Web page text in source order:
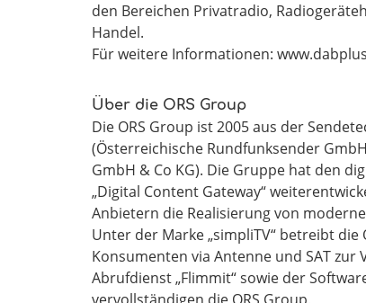
den Bereichen Privatradio,
Handel.
Für weitere Informationen:
Über die ORS Group
Die ORS Group ist 2005 aus der
(Österreichische Rundfunksender
GmbH & Co KG). Die Gruppe hat den
„Digital Content Gateway“
Anbietern die Realisierung von
Unter der Marke „simpliTV“ betreibt
Konsumenten via Antenne und SAT
Abrufdienst „Flimmit“ sowie der